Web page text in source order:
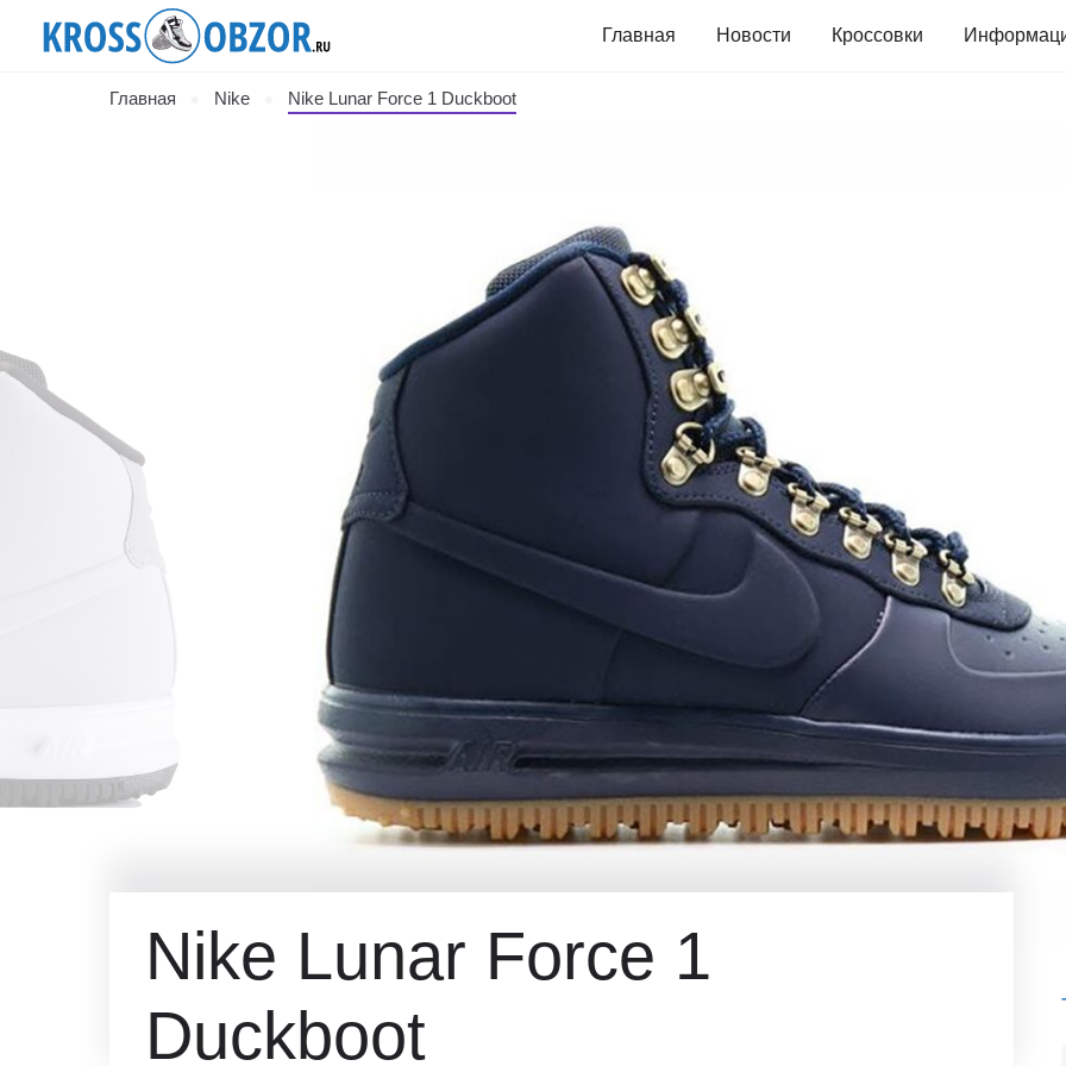
Главная Новости Кроссовки
Главная Nike Nike Lunar Force 1 Duckboot
Nike Lunar Force 1
Duckboot